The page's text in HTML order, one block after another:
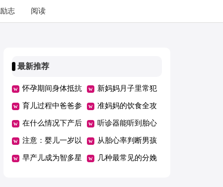
励志 阅读
最新推荐
怀孕期间身体抵抗
力会下降
新妈妈月子里常犯
的19个错误
育儿过程中爸爸参
与越多好不好
准妈妈的饮食全攻
略
在什么情况下产后
妈妈不宜进行母乳
喂养
听诊器能听到胎心
吗
注意：婴儿一岁以
后再吃蜂蜜
从胎心率判断男孩
女孩 准确吗
早产儿成为智多星 几种最常见的分娩